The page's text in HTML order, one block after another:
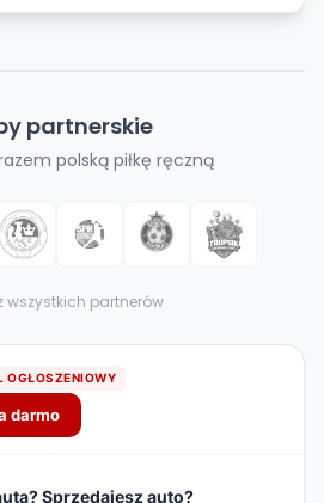
partnerskie
polską piłkę ręczną
wszystkich partnerów